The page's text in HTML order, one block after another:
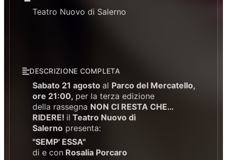
Teatro Nuovo di Salerno
DESCRIZIONE COMPLETA
Sabato 21 agosto al Parco del Mercatello,
ore 21:00, per la terza edizione
della rassegna NON CI RESTA CHE…
RIDERE! il Teatro Nuovo di
Salerno presenta:
"SEMP' ESSA"
di e con Rosalia Porcaro